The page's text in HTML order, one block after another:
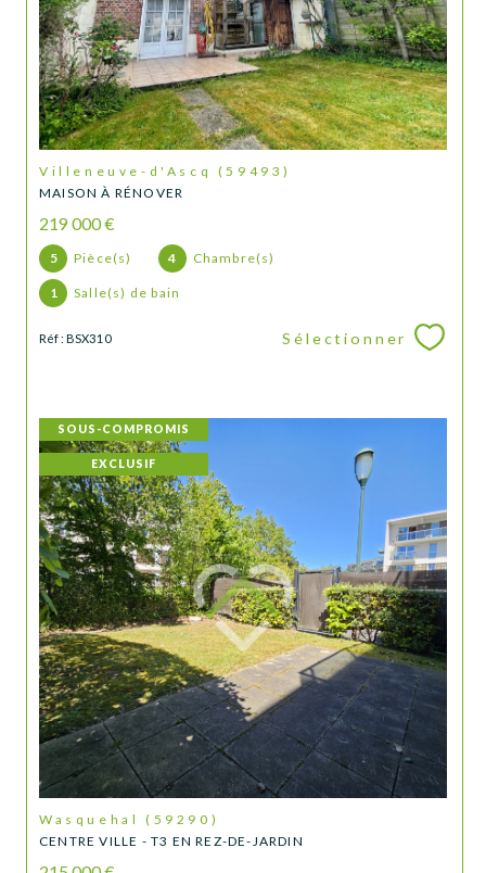
Villeneuve-d'Ascq (59493)
MAISON À RÉNOVER
219 000 €
5 Pièce(s) 4 Chambre(s)
1 Salle(s) de bain
Réf : BSX310 Sélectionner
SOUS-COMPROMIS
EXCLUSIF
Wasquehal (59290)
CENTRE VILLE - T3 EN REZ-DE-JARDIN